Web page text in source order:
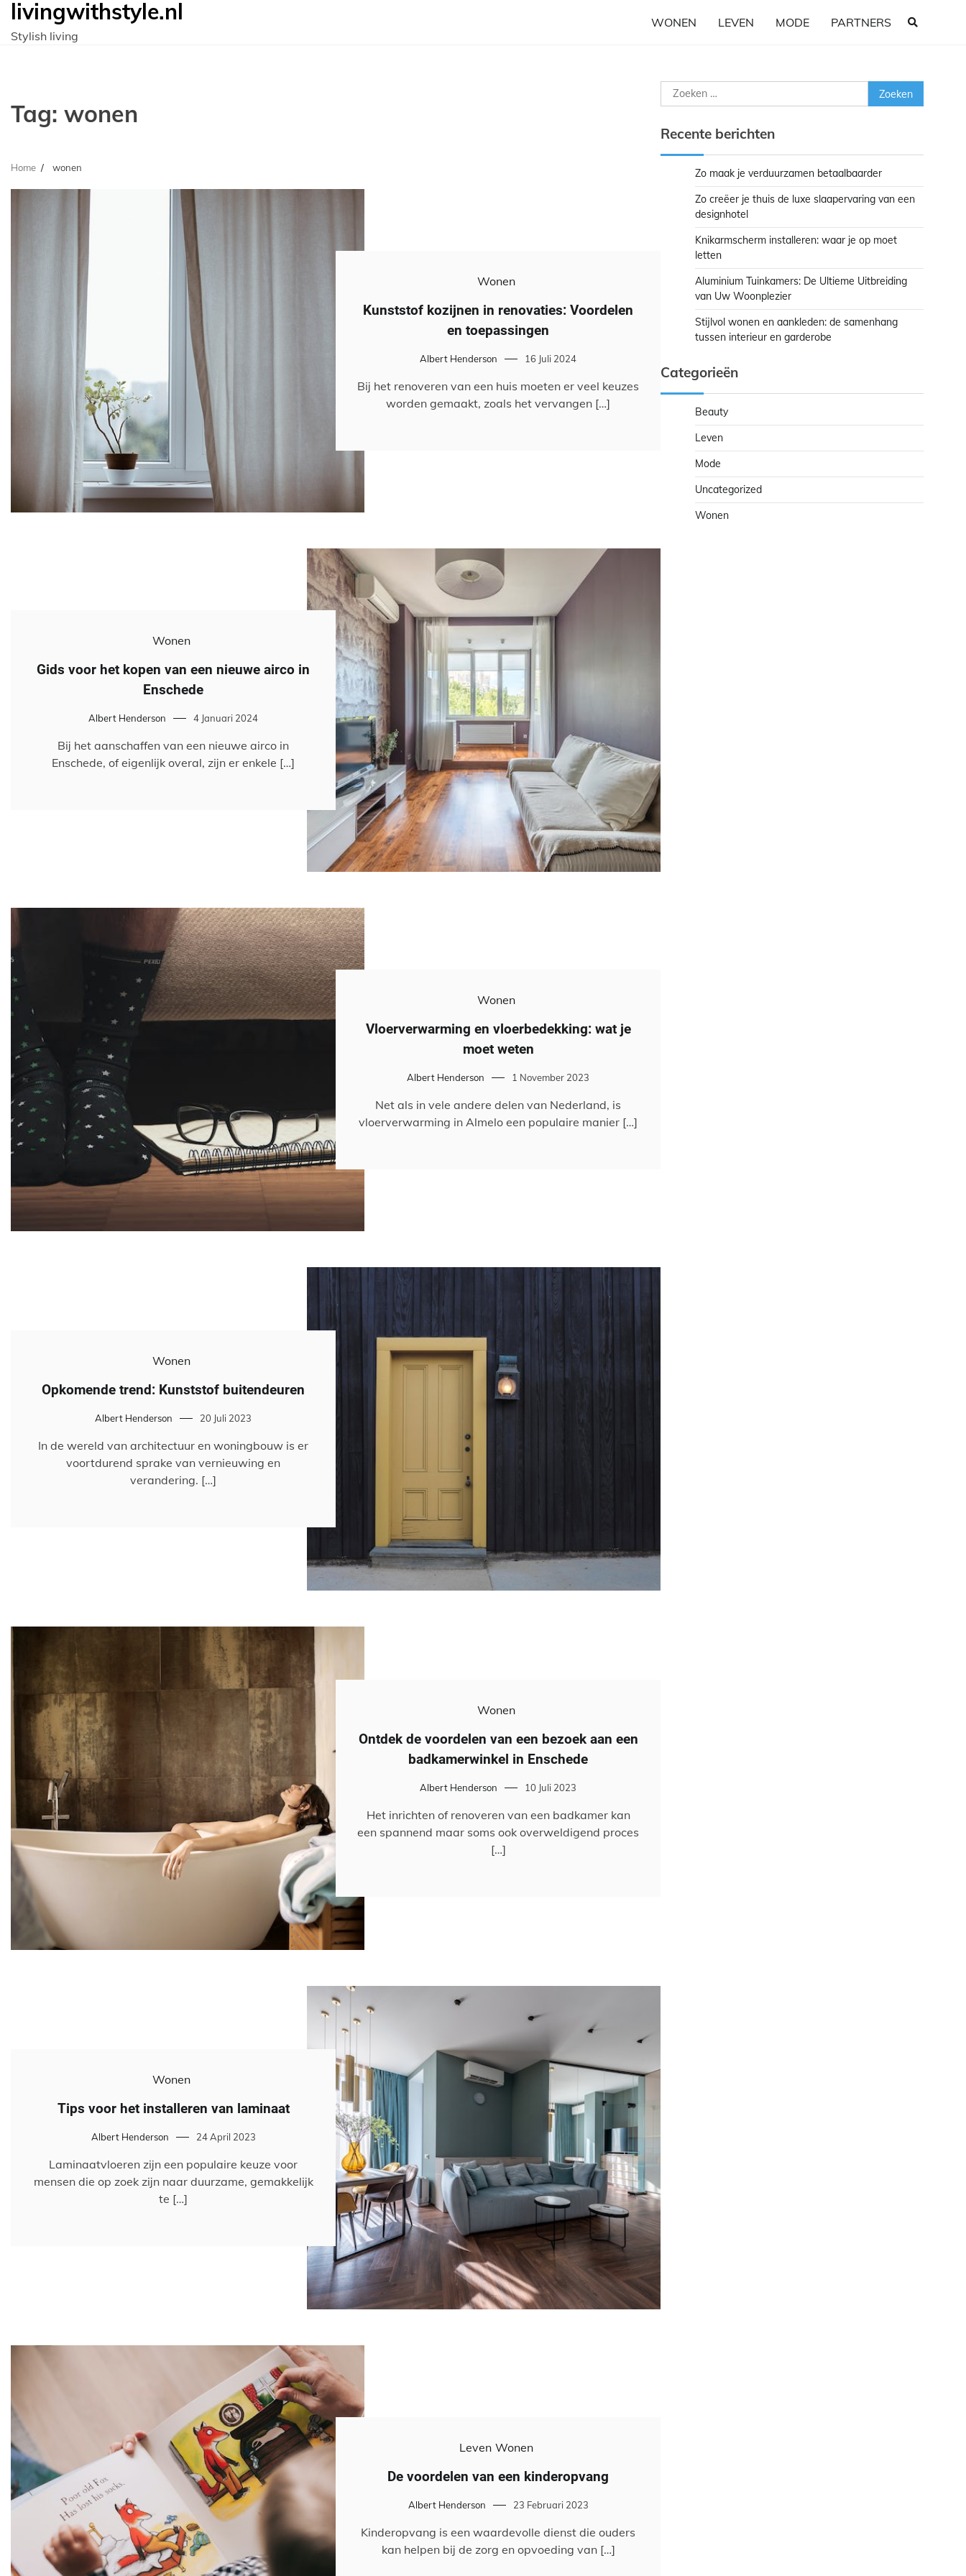
de
livingwithstyle.nl
Stylish living
WONEN LEVEN MODE PARTNERS
Tag: wonen
Home wonen
Wonen
Kunststof kozijnen in renovaties: Voordelen
en toepassingen
Albert Henderson 16 Juli 2024
Bij het renoveren van een huis moeten er veel keuzes
worden gemaakt, zoals het vervangen […]
Wonen
Gids voor het kopen van een nieuwe airco in
Enschede
Albert Henderson 4 Januari 2024
Bij het aanschaffen van een nieuwe airco in
Enschede, of eigenlijk overal, zijn er enkele […]
Wonen
Vloerverwarming en vloerbedekking: wat je
moet weten
Albert Henderson 1 November 2023
Net als in vele andere delen van Nederland, is
vloerverwarming in Almelo een populaire manier […]
Wonen
Opkomende trend: Kunststof buitendeuren
Albert Henderson 20 Juli 2023
In de wereld van architectuur en woningbouw is er
voortdurend sprake van vernieuwing en
verandering. […]
Wonen
Ontdek de voordelen van een bezoek aan een
badkamerwinkel in Enschede
Albert Henderson 10 Juli 2023
Het inrichten of renoveren van een badkamer kan
een spannend maar soms ook overweldigend proces
[…]
Wonen
Tips voor het installeren van laminaat
Albert Henderson 24 April 2023
Laminaatvloeren zijn een populaire keuze voor
mensen die op zoek zijn naar duurzame, gemakkelijk
te […]
Leven Wonen
De voordelen van een kinderopvang
Albert Henderson 23 Februari 2023
Kinderopvang is een waardevolle dienst die ouders
kan helpen bij de zorg en opvoeding van […]
Zoeken
naar:
Recente berichten
Zo maak je verduurzamen betaalbaarder
Zo creëer je thuis de luxe slaapervaring van een
designhotel
Knikarmscherm installeren: waar je op moet
letten
Aluminium Tuinkamers: De Ultieme Uitbreiding
van Uw Woonplezier
Stijlvol wonen en aankleden: de samenhang
tussen interieur en garderobe
Categorieën
Beauty
Leven
Mode
Uncategorized
Wonen